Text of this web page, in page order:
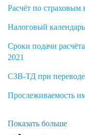
Расчёт по страховым
Налоговый
Сроки подачи
2021
СЗВ-ТД при переводе
Прослеживаемость
Показать больше